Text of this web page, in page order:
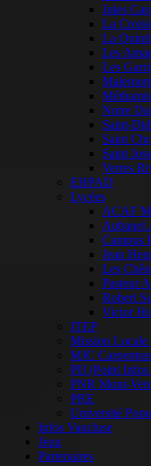
Jules
La
La
Les
Les
Méthamis
Notre
Saint-
Saint
Saint
Vertes
EHPAD
Lycées
ACAF
Aubanel
Campus
Jean
Les
Pasteur
Robert
Victor
ITEP
Mission Locale
MJC
PIJ (Point Infos
PNR Mont-
PRE
Université
Infos Vaucluse
Jeux
Partenaires